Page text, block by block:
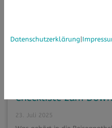
Reiseapotheke für
Checkliste zum
23. Juli 2025
Datenschutzerklärung